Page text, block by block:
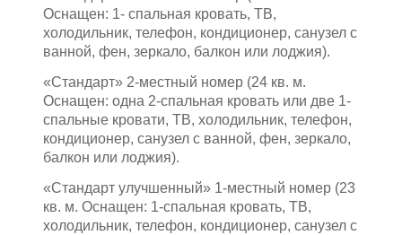
Оснащен: 1- спальная кровать, ТВ,
холодильник, телефон, кондиционер, санузел с
ванной, фен, зеркало, балкон или лоджия).
«Стандарт» 2-местный номер (24 кв. м.
Оснащен: одна 2-спальная кровать или две 1-
спальные кровати, ТВ, холодильник, телефон,
кондиционер, санузел с ванной, фен, зеркало,
балкон или лоджия).
«Стандарт улучшенный» 1-местный номер (23
кв. м. Оснащен: 1-спальная кровать, ТВ,
холодильник, телефон, кондиционер, санузел с